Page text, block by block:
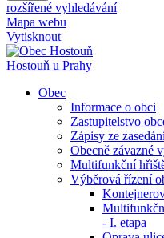
rozšířené vyhledávání
Mapa webu
Vytisknout
Hostouň u Prahy
Obec
Informace o obci
Zastupitelstvo
Zápisy ze
Obecně závazné
Multifunkční
Výběrová řízení
- I. etapa